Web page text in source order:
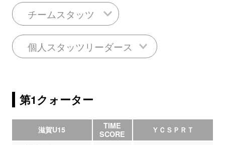
チームスタッツ
個人スタッツリーダース
第1クォーター
滋賀U15
TIME
SCORE
ＹＣＳＰＲＴ